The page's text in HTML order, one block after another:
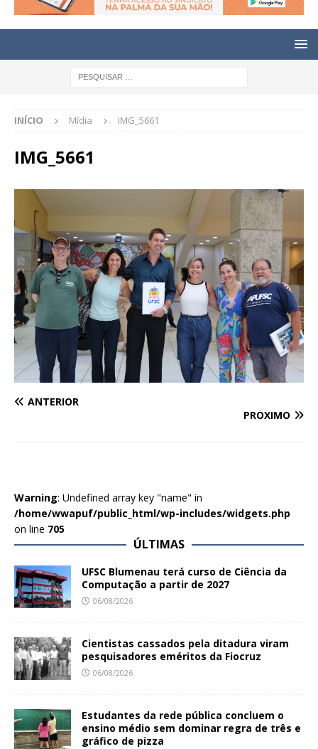
INÍCIO Mídia IMG_5661
IMG_5661
ANTERIOR
PRÓXIMO
Warning: Undefined array key "name" in
/home/wwapuf/public_html/wp-includes/widgets.php
on line 705
ÚLTIMAS
UFSC Blumenau terá curso de Ciência da
Computação a partir de 2027
06/08/2026
Cientistas cassados pela ditadura viram
pesquisadores eméritos da Fiocruz
06/08/2026
Estudantes da rede pública concluem o
ensino médio sem dominar regra de três e
gráfico de pizza